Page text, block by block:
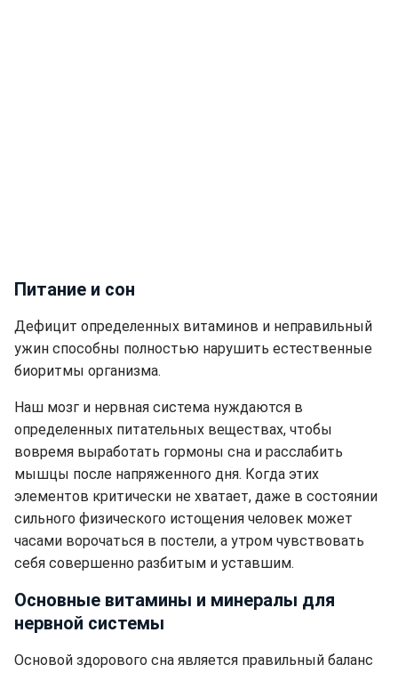
Питание и сон
Дефицит определенных витаминов и неправильный
ужин способны полностью нарушить естественные
биоритмы организма.
Наш мозг и нервная система нуждаются в
определенных питательных веществах, чтобы
вовремя выработать гормоны сна и расслабить
мышцы после напряженного дня. Когда этих
элементов критически не хватает, даже в состоянии
сильного физического истощения человек может
часами ворочаться в постели, а утром чувствовать
себя совершенно разбитым и уставшим.
Основные витамины и минералы для
нервной системы
Основой здорового сна является правильный баланс